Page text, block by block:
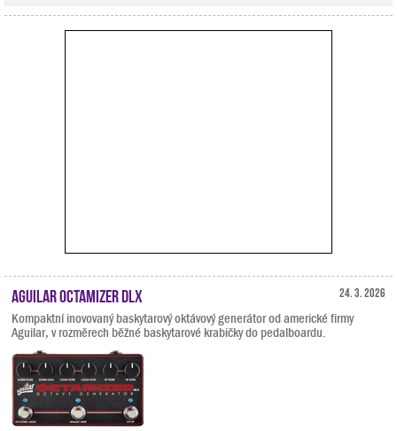
24. 3. 2026
Aguilar Octamizer DLX
Kompaktní inovovaný baskytarový oktávový generátor od americké firmy
Aguilar, v rozměrech běžné baskytarové krabičky do pedalboardu.